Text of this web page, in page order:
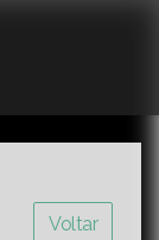
Voltar